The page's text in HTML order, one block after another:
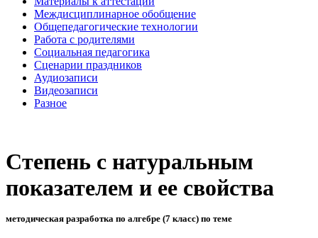
Междисциплинарное обобщение
Общепедагогические технологии
Работа с родителями
Социальная педагогика
Сценарии праздников
Аудиозаписи
Видеозаписи
Разное
Степень с натуральным
показателем и ее свойства
методическая разработка по алгебре (7 класс) по теме